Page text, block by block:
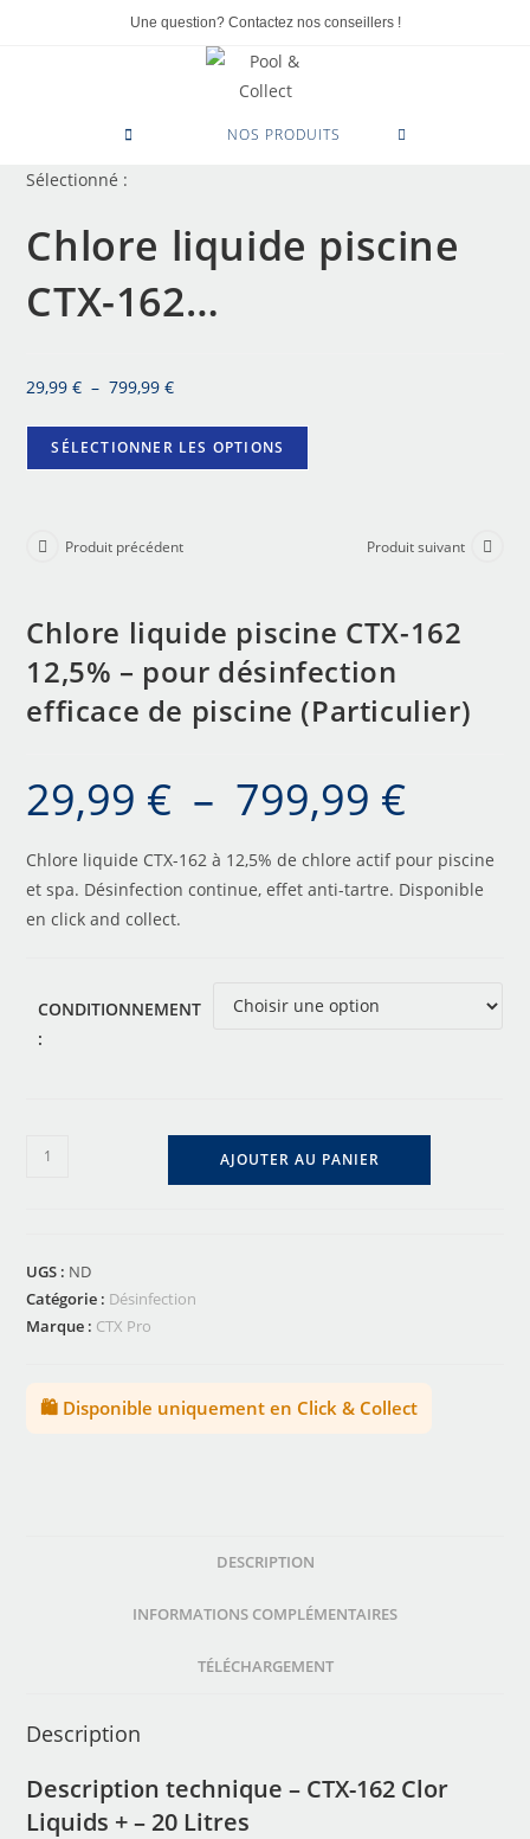
Une question? Contactez nos conseillers !
NOS PRODUITS
Sélectionné :
Chlore liquide piscine
CTX-162…
29,99€ – 799,99€
SÉLECTIONNER LES OPTIONS
Produit précédent Produit suivant
Chlore liquide piscine CTX-162
12,5% – pour désinfection
efficace de piscine (Particulier)
29,99 € – 799,99 €
Chlore liquide CTX-162 à 12,5% de chlore actif pour piscine
et spa. Désinfection continue, effet anti-tartre. Disponible
en click and collect.
CONDITIONNEMENT
:
AJOUTER AU PANIER
UGS : ND
Catégorie : Désinfection
Marque : CTX Pro
🛍️ Disponible uniquement en Click & Collect
DESCRIPTION
INFORMATIONS COMPLÉMENTAIRES
TÉLÉCHARGEMENT
Description
Description technique – CTX-162 Clor
Liquids + – 20 Litres